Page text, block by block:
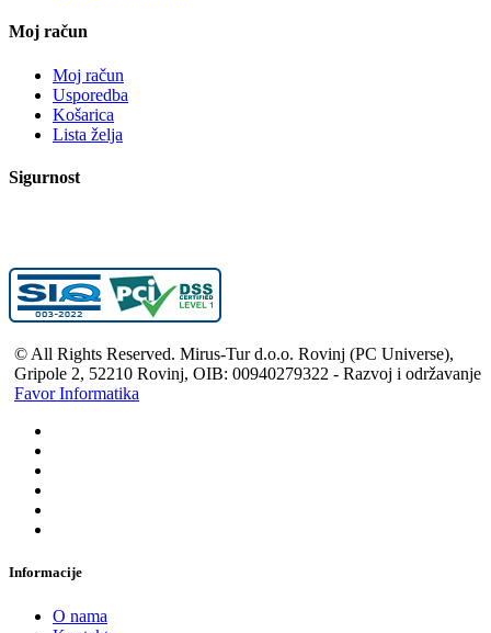
Moj račun
Moj račun
Usporedba
Košarica
Lista želja
Sigurnost
© All Rights Reserved. Mirus-Tur d.o.o. Rovinj (PC Universe),
Gripole 2, 52210 Rovinj, OIB: 00940279322 - Razvoj i održavanje
Favor Informatika
Informacije
O nama